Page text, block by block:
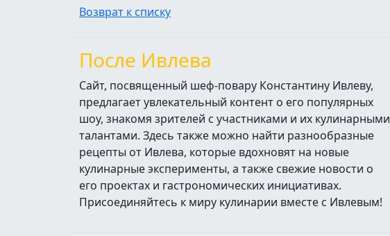
Возврат к списку
После Ивлева
Сайт, посвященный шеф-повару Константину Ивлеву,
предлагает увлекательный контент о его популярных
шоу, знакомя зрителей с участниками и их кулинарными
талантами. Здесь также можно найти разнообразные
рецепты от Ивлева, которые вдохновят на новые
кулинарные эксперименты, а также свежие новости о
его проектах и гастрономических инициативах.
Присоединяйтесь к миру кулинарии вместе с Ивлевым!